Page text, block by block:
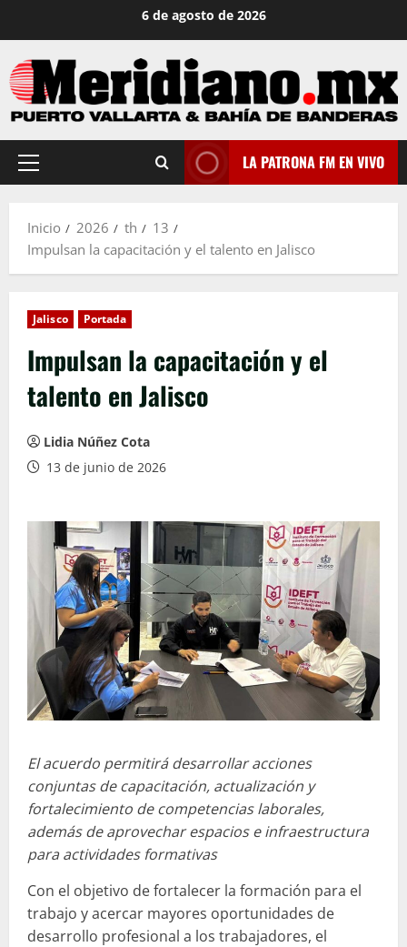
contenido
6 de agosto de 2026
Menú
LA PATRONA FM EN VIVO
Inicio 2026 th
13
Impulsan la capacitación y el talento en Jalisco
Jalisco Portada
Impulsan la capacitación y el
talento en Jalisco
Lidia Núñez Cota
13 de junio de 2026
El acuerdo permitirá desarrollar acciones
conjuntas de capacitación, actualización y
fortalecimiento de competencias laborales,
además de aprovechar espacios e infraestructura
para actividades formativas
Con el objetivo de fortalecer la formación para el
trabajo y acercar mayores oportunidades de
desarrollo profesional a los trabajadores, el